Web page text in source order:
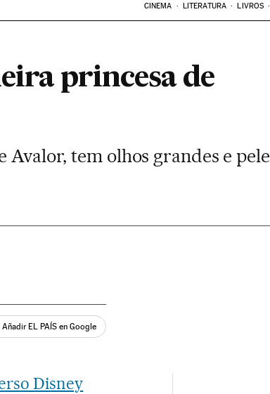
CINEMA LITERATURA LIVROS
princesa de
Avalor, tem olhos grandes e pele
Añadir EL PAÍS en Google
Disney